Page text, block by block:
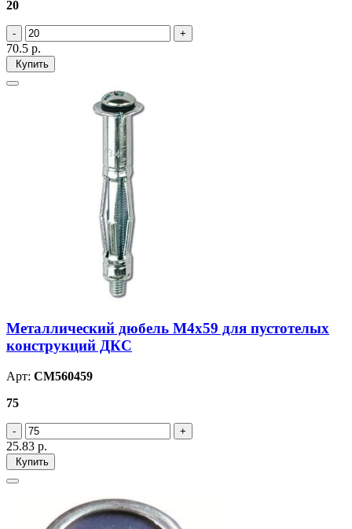
20
70.5 р.
Купить
Металлический дюбель М4х59 для пустотелых
конструкций ДКС
Арт: CM560459
75
25.83 р.
Купить